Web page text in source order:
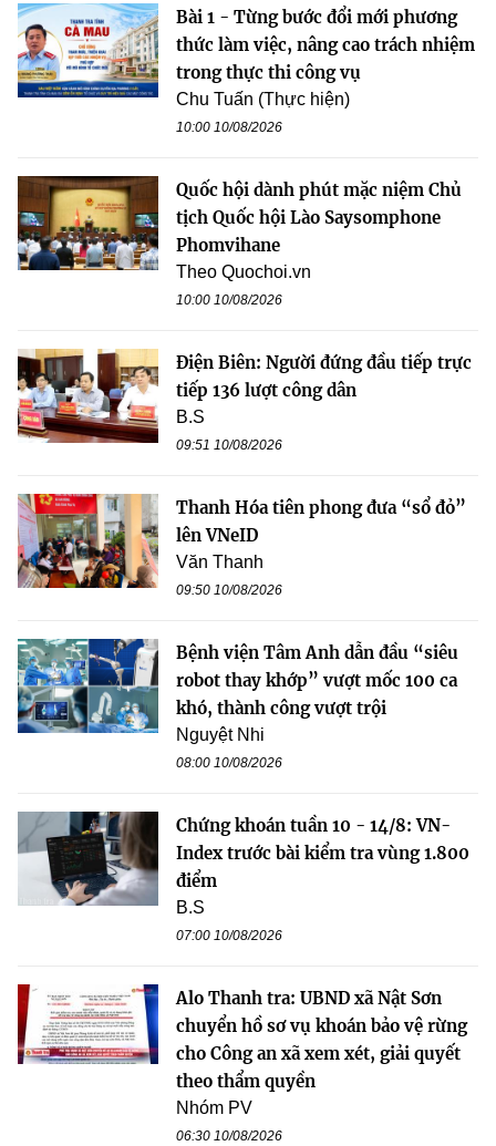
Bài 1 - Từng bước đổi mới phương
thức làm việc, nâng cao trách nhiệm
trong thực thi công vụ
Chu Tuấn (Thực hiện)
10:00 10/08/2026
Quốc hội dành phút mặc niệm Chủ
tịch Quốc hội Lào Saysomphone
Phomvihane
Theo Quochoi.vn
10:00 10/08/2026
Điện Biên: Người đứng đầu tiếp trực
tiếp 136 lượt công dân
B.S
09:51 10/08/2026
Thanh Hóa tiên phong đưa “sổ đỏ”
lên VNeID
Văn Thanh
09:50 10/08/2026
Bệnh viện Tâm Anh dẫn đầu “siêu
robot thay khớp” vượt mốc 100 ca
khó, thành công vượt trội
Nguyệt Nhi
08:00 10/08/2026
Chứng khoán tuần 10 - 14/8: VN-
Index trước bài kiểm tra vùng 1.800
điểm
B.S
07:00 10/08/2026
Alo Thanh tra: UBND xã Nật Sơn
chuyển hồ sơ vụ khoán bảo vệ rừng
cho Công an xã xem xét, giải quyết
theo thẩm quyền
Nhóm PV
06:30 10/08/2026